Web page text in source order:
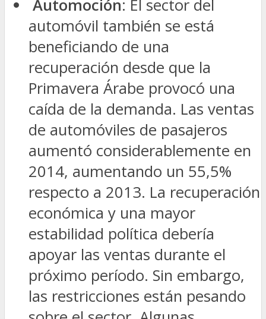
Automoción: El sector del
automóvil también se está
beneficiando de una
recuperación desde que la
Primavera Árabe provocó una
caída de la demanda. Las ventas
de automóviles de pasajeros
aumentó considerablemente en
2014, aumentando un 55,5%
respecto a 2013. La recuperación
económica y una mayor
estabilidad política debería
apoyar las ventas durante el
próximo período. Sin embargo,
las restricciones están pesando